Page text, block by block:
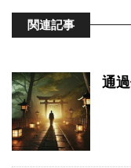
関連記事
通